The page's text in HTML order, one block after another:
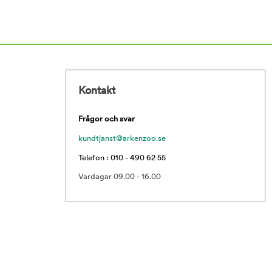
Kontakt
Frågor och svar
kundtjanst@arkenzoo.se
Telefon : 010 - 490 62 55
Vardagar 09.00 - 16.00